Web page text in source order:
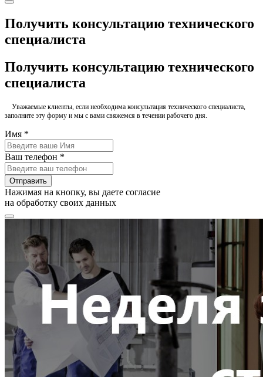
Получить консультацию технического
специалиста
Получить консультацию технического
специалиста
Уважаемые клиенты, если необходима консультация технического специалиста,
заполните эту форму и мы с вами свяжемся в течении рабочего дня.
Имя *
Ваш телефон *
Отправить
Нажимая на кнопку, вы даете согласие
на обработку своих данных